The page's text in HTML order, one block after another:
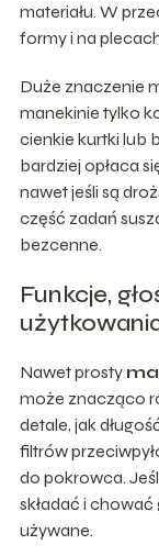
materiału. W
formy i na
Duże znaczenie
manekinie tylko
cienkie kurtki lub
bardziej opłaca
nawet jeśli są
część zadań
bezcenne.
Funkcje,
Nawet prosty
może znacząco
detale, jak
filtrów
do pokrowca.
składać i
używane.